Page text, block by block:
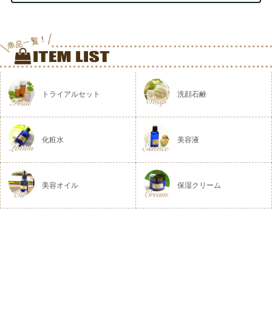
トライアルセット 洗顔石鹸
化粧水 美容液
美容オイル 保湿クリーム